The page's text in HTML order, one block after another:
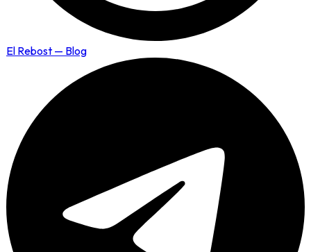
El Rebost — Blog